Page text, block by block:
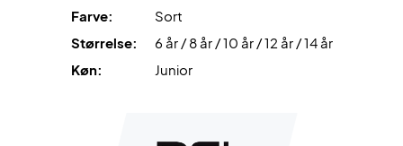
Farve:
Sort
Størrelse:
6 år / 8 år / 10 år / 12 år / 14 år
Køn:
Junior